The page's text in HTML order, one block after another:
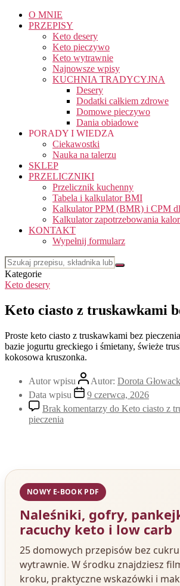
O MNIE
PRZEPISY
Keto desery
Keto pieczywo
Keto wytrawnie
Najnowsze wpisy
KUCHNIA TRADYCYJNA
Desery
Dodatki całkiem zdrowe
Domowe pieczywo
Dania obiadowe
PORADY I WIEDZA
Ciekawostki
Nauka na talerzu
SKLEP
PRZELICZNIKI
Przelicznik kuchenny
Tabela i kalkulator BMI
Kalkulator PPM (BMR) i CPM
Kalkulator zapotrzebowania
KONTAKT
Wypełnij formularz
Kategorie
Keto desery
Keto ciasto z truskawkami
Proste keto ciasto z truskawkami bez
bazie jogurtu greckiego i śmietany, świeże
kokosowa kruszonka.
Autor wpisu Autor: Dorota
Data wpisu
9 czerwca, 2026
Brak komentarzy do Keto ciasto z
pieczenia
NOWY E-BOOK PDF
Naleśniki, gofry,
racuchy keto i low carb
25 domowych przepisów bez
wytrawnie. W środku znajdziesz
kroku, praktyczne wskazówki i